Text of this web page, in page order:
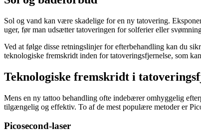
Sol og vand kan være skadelige for en ny tatovering.
uger, før man udsætter tatoveringen for solferier eller
Ved at følge disse retningslinjer for efterbehandling kan du
teknologiske fremskridt inden for tatoveringsfjernelse, som
Teknologiske fremskridt i
Mens en ny tattoo behandling ofte indebærer omhyggelig
tilgængelig og effektiv. To af de mest populære metoder er
Picosecond-laser